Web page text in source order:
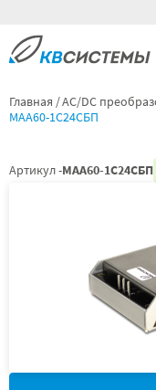
Главная AC/DC
МАА60-1С24СБП
Артикул -МАА60-1С24СБП